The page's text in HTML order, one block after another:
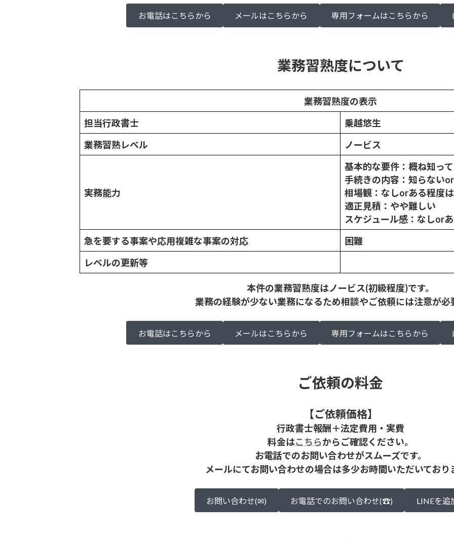
お電話はこちらから メールはこちらから 専用フォームはこちらから
業務習熟度について
業務習熟度の表示
担当行政書士
乗越悠生
業務習熟レベル
ノービス
実務能力
基本的な要件：概ね知っ
手続きの内容：知らない
相場観：なしorある程度
適正見積：やや難しい
スケジュール感：なしor
急を要する事案や応用複雑な事案の対応
困難
レベルの更新等
本件の業務習熟度はノービス(初級程度)です。
業務の経験が少ない業務になるため相談やご依頼には注意が必
お電話はこちらから メールはこちらから 専用フォームはこちらから
ご依頼の料金
【ご依頼価格】
行政書士報酬＋法定費用・実費
料金はこちらからご確認ください。
お電話でのお問い合わせがスムーズです。
メールにてお問い合わせの場合は多少お時間いただいており
お問い合わせ(✉) お電話でのお問い合わせ(☎) LINEを追